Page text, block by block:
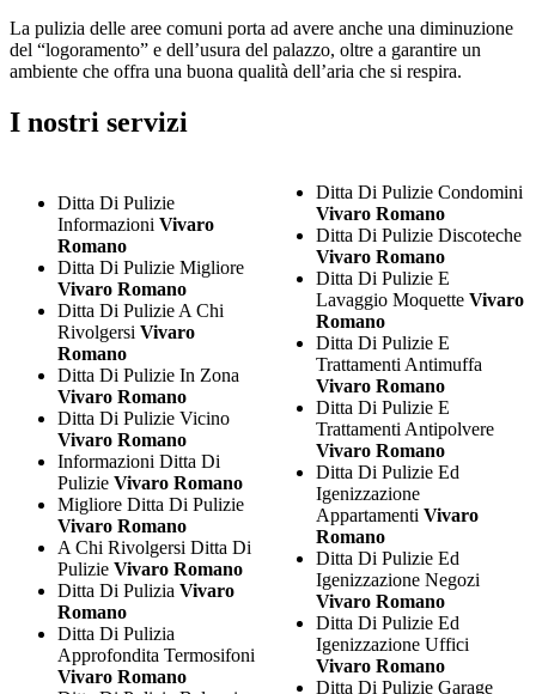
La pulizia delle aree comuni porta ad avere anche una diminuzione
del “logoramento” e dell’usura del palazzo, oltre a garantire un
ambiente che offra una buona qualità dell’aria che si respira.
I nostri servizi
Ditta Di Pulizie
Informazioni Vivaro
Romano
Ditta Di Pulizie Migliore
Vivaro Romano
Ditta Di Pulizie A Chi
Rivolgersi Vivaro
Romano
Ditta Di Pulizie In Zona
Vivaro Romano
Ditta Di Pulizie Vicino
Vivaro Romano
Informazioni Ditta Di
Pulizie Vivaro Romano
Migliore Ditta Di Pulizie
Vivaro Romano
A Chi Rivolgersi Ditta Di
Pulizie Vivaro Romano
Ditta Di Pulizia Vivaro
Romano
Ditta Di Pulizia
Approfondita Termosifoni
Vivaro Romano
Ditta Di Pulizie Condomini
Vivaro Romano
Ditta Di Pulizie Discoteche
Vivaro Romano
Ditta Di Pulizie E
Lavaggio MoquetteVivaro
Romano
Ditta Di Pulizie E
Trattamenti Antimuffa
Vivaro Romano
Ditta Di Pulizie E
Trattamenti Antipolvere
Vivaro Romano
Ditta Di Pulizie Ed
Igenizzazione
AppartamentiVivaro
Romano
Ditta Di Pulizie Ed
Igenizzazione Negozi
Vivaro Romano
Ditta Di Pulizie Ed
Igenizzazione Uffici
Vivaro Romano
Ditta Di Pulizie Garage